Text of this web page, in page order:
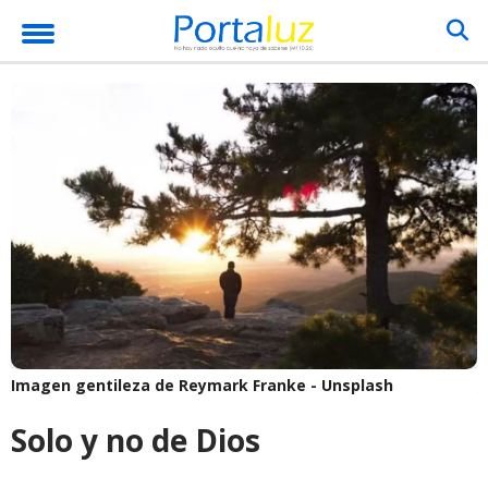
Imagen gentileza de Reymark Franke - Unsplash
Solo y no de Dios